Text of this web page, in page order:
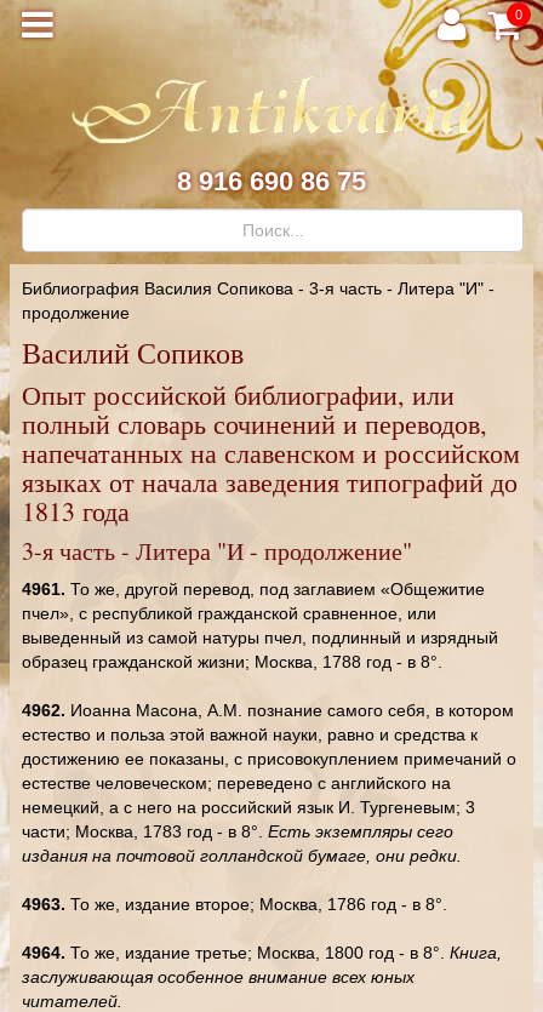
0
8 916 690 86 75
Библиография Василия Сопикова - 3-я часть - Литера "И" -
продолжение
Василий Сопиков
Опыт российской библиографии, или
полный словарь сочинений и переводов,
напечатанных на славенском и российском
языках от начала заведения типографий до
1813 года
3-я часть - Литера "И - продолжение"
4961. То же, другой перевод, под заглавием «Общежитие
пчел», с республикой гражданской сравненное, или
выведенный из самой натуры пчел, подлинный и изрядный
образец гражданской жизни; Москва, 1788 год - в 8°.
4962. Иоанна Масона, А.М. познание самого себя, в котором
естество и польза этой важной науки, равно и средства к
достижению ее показаны, с присовокуплением примечаний о
естестве человеческом; переведено с английского на
немецкий, а с него на российский язык И. Тургеневым; 3
части; Москва, 1783 год - в 8°. Есть экземпляры сего
издания на почтовой голландской бумаге, они редки.
4963. То же, издание второе; Москва, 1786 год - в 8°.
4964. То же, издание третье; Москва, 1800 год - в 8°. Книга,
заслуживающая особенное внимание всех юных
читателей.